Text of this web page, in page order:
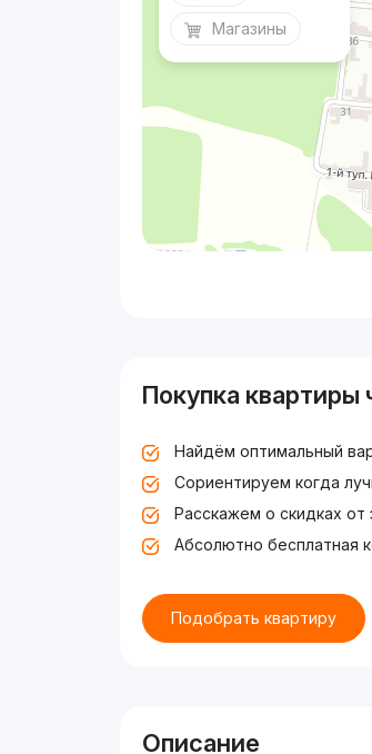
Магазины
Покупка квартиры
Найдём оптимальный
Сориентируем когда
Расскажем о скидках от
Абсолютно бесплатная
Подобрать квартиру
Описание